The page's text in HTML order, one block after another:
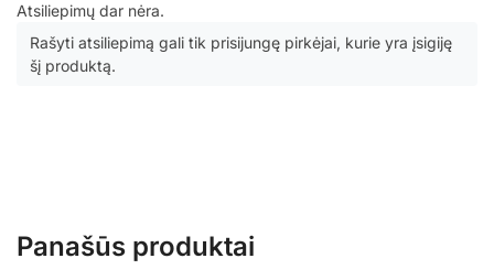
Atsiliepimų dar nėra.
Rašyti atsiliepimą gali tik prisijungę pirkėjai, kurie yra įsigiję
šį produktą.
Panašūs produktai